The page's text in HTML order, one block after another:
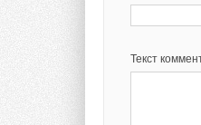
Текст